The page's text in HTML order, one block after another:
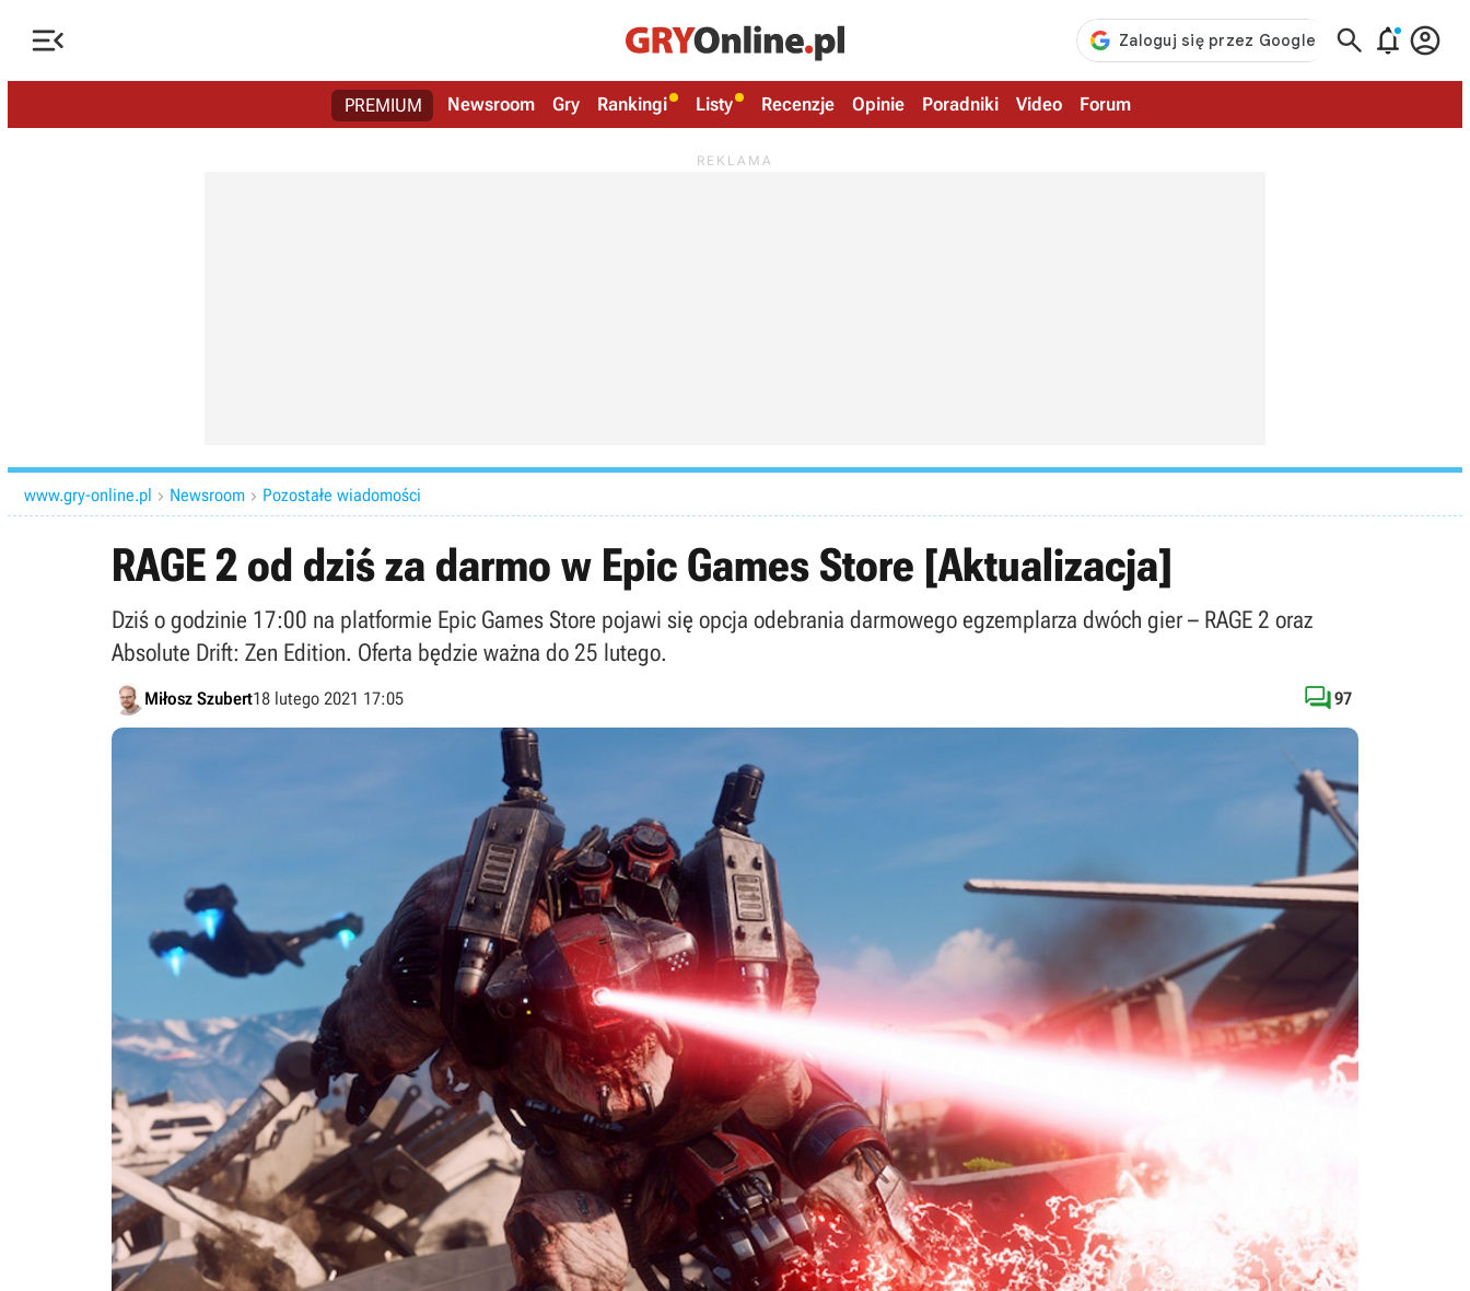
   
PREMIUM Newsroom Gry Rankingi Listy Recenzje Opinie Poradniki Video Forum
www.gry-online.pl  Newsroom  Pozostałe wiadomości
RAGE 2 od dziś za darmo w Epic Games Store [Aktualizacja]
Dziś o godzinie 17:00 na platformie Epic Games Store pojawi się opcja odebrania darmowego egzemplarza dwóch gier – RAGE 2 oraz
Absolute Drift: Zen Edition. Oferta będzie ważna do 25 lutego.
Miłosz Szubert18 lutego 2021 17:05 97